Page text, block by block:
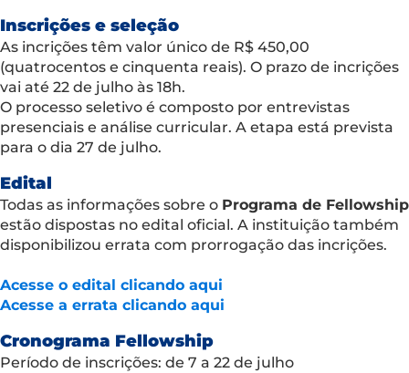
Inscrições e seleção
As incrições têm valor único de R$ 450,00
(quatrocentos e cinquenta reais). O prazo de incrições
vai até 22 de julho às 18h.
O processo seletivo é composto por entrevistas
presenciais e análise curricular. A etapa está prevista
para o dia 27 de julho.
Edital
Todas as informações sobre o Programa de Fellowship
estão dispostas no edital oficial. A instituição também
disponibilizou errata com prorrogação das incrições.
Acesse o edital clicando aqui
Acesse a errata clicando aqui
Cronograma Fellowship
Período de inscrições: de 7 a 22 de julho